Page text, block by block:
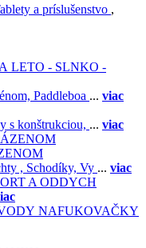
a príslušenstvo ,
LETO - SLNKO -
Paddleboa ... viac
s konštrukciou, ... viac
, Schodíky, Vy ... viac
A ODDYCH
NAFUKOVAČKY